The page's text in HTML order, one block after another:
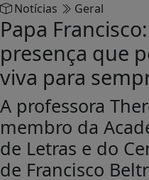
Notícias Geral
Papa
presença que
viva para
A professora
membro da
de Letras e do
de Francisco